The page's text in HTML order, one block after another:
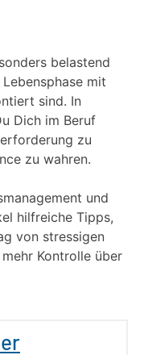
belastend
mit
sind. In
Dich im Beruf
zu
zu wahren.
und
hilfreiche Tipps,
von stressigen
Kontrolle über